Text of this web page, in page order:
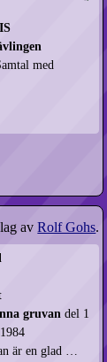
med
avRolf Gohs.
gruvan del 1
är en glad …